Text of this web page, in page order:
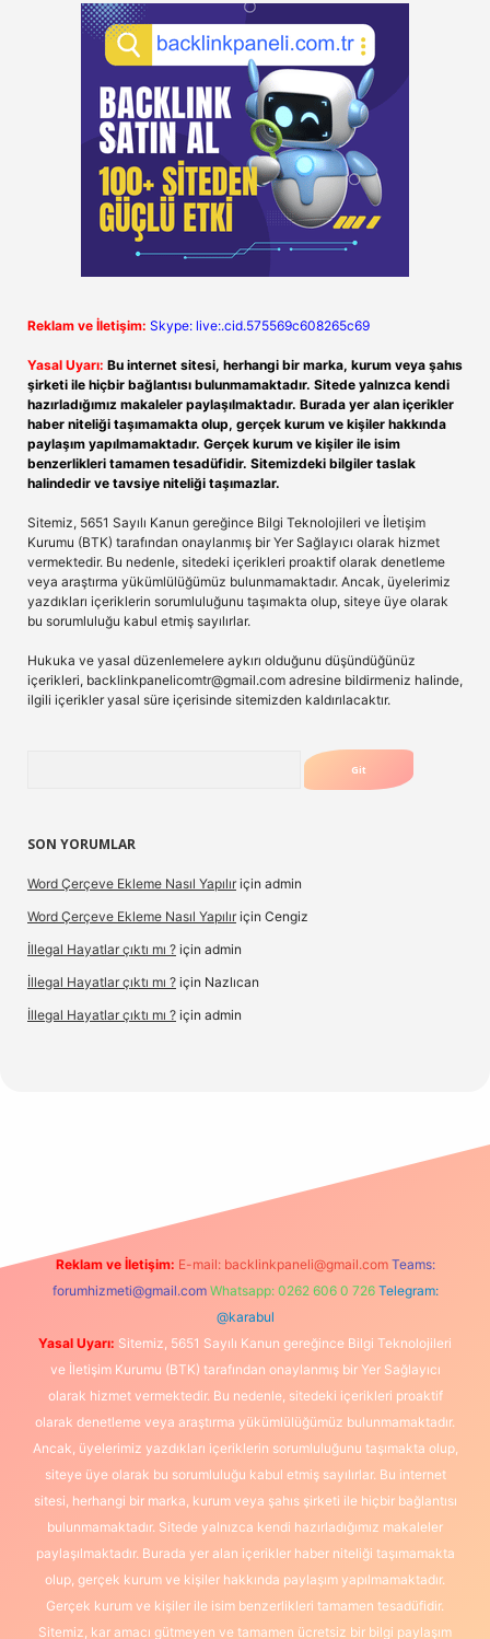
Reklam ve İletişim: Skype: live:.cid.575569c608265c69
Yasal Uyarı: Bu internet sitesi, herhangi bir marka, kurum veya şahıs
şirketi ile hiçbir bağlantısı bulunmamaktadır. Sitede yalnızca kendi
hazırladığımız makaleler paylaşılmaktadır. Burada yer alan içerikler
haber niteliği taşımamakta olup, gerçek kurum ve kişiler hakkında
paylaşım yapılmamaktadır. Gerçek kurum ve kişiler ile isim
benzerlikleri tamamen tesadüfidir. Sitemizdeki bilgiler taslak
halindedir ve tavsiye niteliği taşımazlar.
Sitemiz, 5651 Sayılı Kanun gereğince Bilgi Teknolojileri ve İletişim
Kurumu (BTK) tarafından onaylanmış bir Yer Sağlayıcı olarak hizmet
vermektedir. Bu nedenle, sitedeki içerikleri proaktif olarak denetleme
veya araştırma yükümlülüğümüz bulunmamaktadır. Ancak, üyelerimiz
yazdıkları içeriklerin sorumluluğunu taşımakta olup, siteye üye olarak
bu sorumluluğu kabul etmiş sayılırlar.
Hukuka ve yasal düzenlemelere aykırı olduğunu düşündüğünüz
içerikleri, backlinkpanelicomtr@gmail.com adresine bildirmeniz halinde,
ilgili içerikler yasal süre içerisinde sitemizden kaldırılacaktır.
SON YORUMLAR
Word Çerçeve Ekleme Nasıl Yapılır için admin
Word Çerçeve Ekleme Nasıl Yapılır için Cengiz
İllegal Hayatlar çıktı mı ? için admin
İllegal Hayatlar çıktı mı ? için Nazlıcan
İllegal Hayatlar çıktı mı ? için admin
Reklam ve İletişim: E-mail: backlinkpaneli@gmail.com Teams:
forumhizmeti@gmail.com Whatsapp: 0262 606 0 726 Telegram:
@karabul
Yasal Uyarı: Sitemiz, 5651 Sayılı Kanun gereğince Bilgi Teknolojileri
ve İletişim Kurumu (BTK) tarafından onaylanmış bir Yer Sağlayıcı
olarak hizmet vermektedir. Bu nedenle, sitedeki içerikleri proaktif
olarak denetleme veya araştırma yükümlülüğümüz bulunmamaktadır.
Ancak, üyelerimiz yazdıkları içeriklerin sorumluluğunu taşımakta olup,
siteye üye olarak bu sorumluluğu kabul etmiş sayılırlar. Bu internet
sitesi, herhangi bir marka, kurum veya şahıs şirketi ile hiçbir bağlantısı
bulunmamaktadır. Sitede yalnızca kendi hazırladığımız makaleler
paylaşılmaktadır. Burada yer alan içerikler haber niteliği taşımamakta
olup, gerçek kurum ve kişiler hakkında paylaşım yapılmamaktadır.
Gerçek kurum ve kişiler ile isim benzerlikleri tamamen tesadüfidir.
Sitemiz, kar amacı gütmeyen ve tamamen ücretsiz bir bilgi paylaşım